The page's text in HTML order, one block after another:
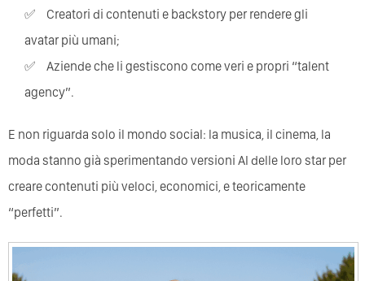
Creatori di contenuti e backstory per rendere gli
avatar più umani;
Aziende che li gestiscono come veri e propri “talent
agency”.
E non riguarda solo il mondo social: la musica, il cinema, la
moda stanno già sperimentando versioni AI delle loro star per
creare contenuti più veloci, economici, e teoricamente
“perfetti”.